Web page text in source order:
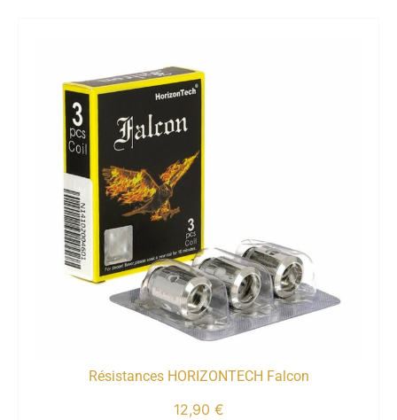
Résistances HORIZONTECH Falcon
12,90 €